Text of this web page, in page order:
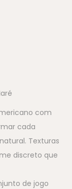
com
cada
Texturas
discreto que
de jogo